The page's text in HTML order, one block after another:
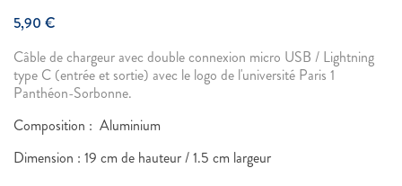
5,90 €
Câble de chargeur avec double connexion micro USB / Lightning
type C (entrée et sortie) avec le logo de l'université Paris 1
Panthéon-Sorbonne.
Composition : Aluminium
Dimension : 19 cm de hauteur / 1.5 cm largeur